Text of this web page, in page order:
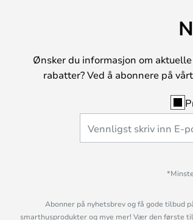
Ønsker du informasjon om
rabatter? Ved å abonnere på
Abonner på nyhetsbrev og få gode tilbud
smarthusprodukter og mye mer! Vær den første